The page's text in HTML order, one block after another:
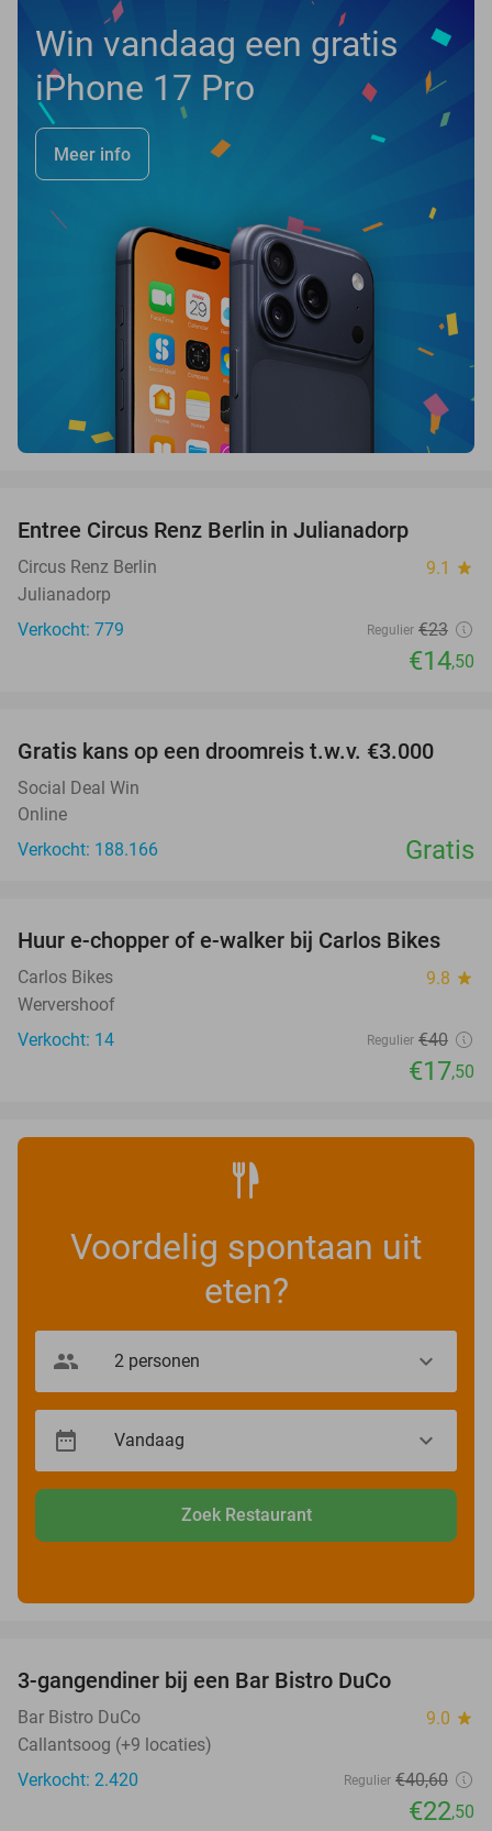
Win vandaag een gratis
iPhone 17 Pro
Meer info
Entree Circus Renz Berlin in Julianadorp
Circus Renz Berlin 9.1 star
Julianadorp
Verkocht: 779
Regulier €23
€14,50
Gratis kans op een droomreis t.w.v. €3.000
Social Deal Win
Online
Verkocht: 188.166
Gratis
56%
TODAY
Huur e-chopper of e-walker bij Carlos Bikes
Carlos Bikes 9.8 star
Wervershoof
Verkocht: 14
Regulier €40
€17,50
Voordelig spontaan uit
eten?
Zoek Restaurant
3-gangendiner bij een Bar Bistro DuCo
Bar Bistro DuCo 9.0 star
Callantsoog (+9 locaties)
Verkocht: 2.420
Regulier €40,60
€22,50